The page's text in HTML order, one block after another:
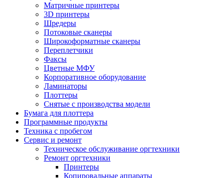
Матричные принтеры
3D принтеры
Шредеры
Потоковые сканеры
Широкоформатные сканеры
Переплетчики
Факсы
Цветные МФУ
Корпоративное оборудование
Ламинаторы
Плоттеры
Снятые с производства модели
Бумага для плоттера
Программные продукты
Техника с пробегом
Сервис и ремонт
Техническое обслуживание оргтехники
Ремонт оргтехники
Принтеры
Копировальные аппараты